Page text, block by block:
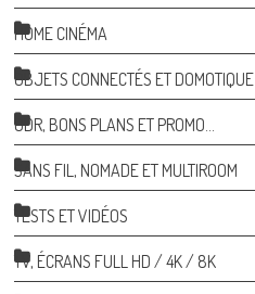
HOME CINÉMA
OBJETS CONNECTÉS ET DOMOTIQUE
ODR, BONS PLANS ET PROMO…
SANS FIL, NOMADE ET MULTIROOM
TESTS ET VIDÉOS
TV, ÉCRANS FULL HD / 4K / 8K